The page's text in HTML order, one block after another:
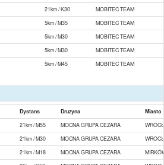
21km / K30
MOBITEC TEAM
5km / M35
MOBITEC TEAM
5km / M30
MOBITEC TEAM
5km / M30
MOBITEC TEAM
5km / M45 MOBITEC TEAM
Dystans Druzyna
Miasto
21km / M55 MOCNA GRUPA CEZARA
21km / M30 MOCNA GRUPA CEZARA
21km / M18 MOCNA GRUPA CEZARA